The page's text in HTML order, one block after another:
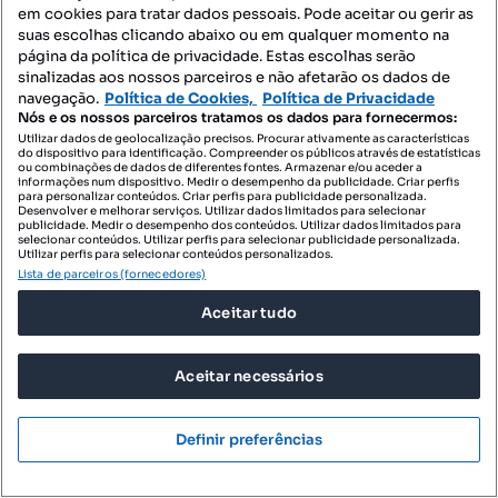
Preço por metro quadrado
5373.7 m²
RE/MAX + Grupo Vantagem
Profissional
em cookies para tratar dados pessoais. Pode aceitar ou gerir as
suas escolhas clicando abaixo ou em qualquer momento na
página da política de privacidade. Estas escolhas serão
sinalizadas aos nossos parceiros e não afetarão os dados de
navegação. Política de Cookies, Política de Privacidade
Nós e os nossos parceiros tratamos os dados para fornecermos:
Utilizar dados de geolocalização precisos. Procurar ativamente as características
do dispositivo para identificação. Compreender os públicos através de estatísticas
ou combinações de dados de diferentes fontes. Armazenar e/ou aceder a
informações num dispositivo. Medir o desempenho da publicidade. Criar perfis
para personalizar conteúdos. Criar perfis para publicidade personalizada.
Desenvolver e melhorar serviços. Utilizar dados limitados para selecionar
publicidade. Medir o desempenho dos conteúdos. Utilizar dados limitados para
selecionar conteúdos. Utilizar perfis para selecionar publicidade personalizada.
Utilizar perfis para selecionar conteúdos personalizados.
Lista de parceiros (fornecedores)
Aceitar tudo
Aceitar necessários
Definir preferências